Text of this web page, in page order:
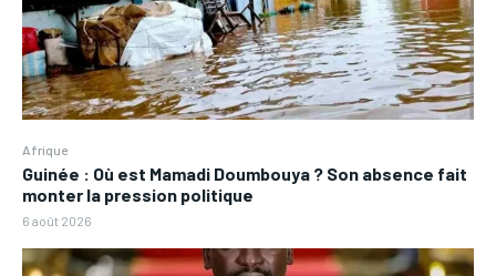
Afrique
Guinée : Où est Mamadi Doumbouya ? Son absence fait
monter la pression politique
6 août 2026